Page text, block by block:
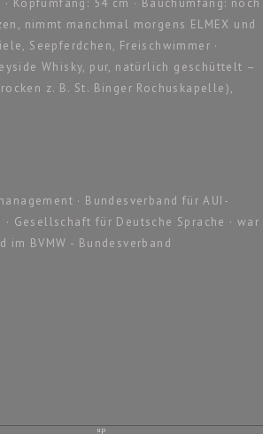
nimmt manchmal morgens ELMEX und
Seepferdchen, Freischwimmer ·
Whisky, pur, natürlich geschüttelt –
z. B. St. Binger Rochuskapelle),
· Bundesverband für AUI-
Gesellschaft für Deutsche Sprache · war
BVMW - Bundesverband
up